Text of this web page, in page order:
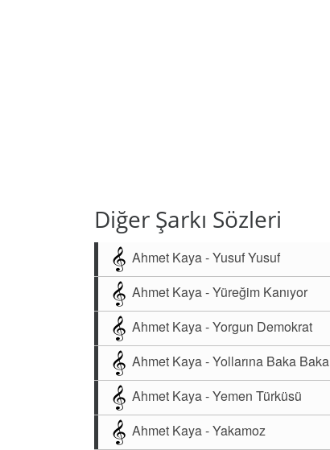
Diğer Şarkı Sözleri
Ahmet Kaya - Yusuf Yusuf
Ahmet Kaya - Yüreğim Kanıyor
Ahmet Kaya - Yorgun Demokrat
Ahmet Kaya - Yollarına Baka Baka
Ahmet Kaya - Yemen Türküsü
Ahmet Kaya - Yakamoz